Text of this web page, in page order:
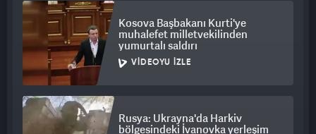
Kosova Başbakanı Kurti'ye
muhalefet milletvekilinden
yumurtalı saldırı
VIDEOYU İZLE
Rusya: Ukrayna'da Harkiv
bölgesindeki İvanovka yerleşim